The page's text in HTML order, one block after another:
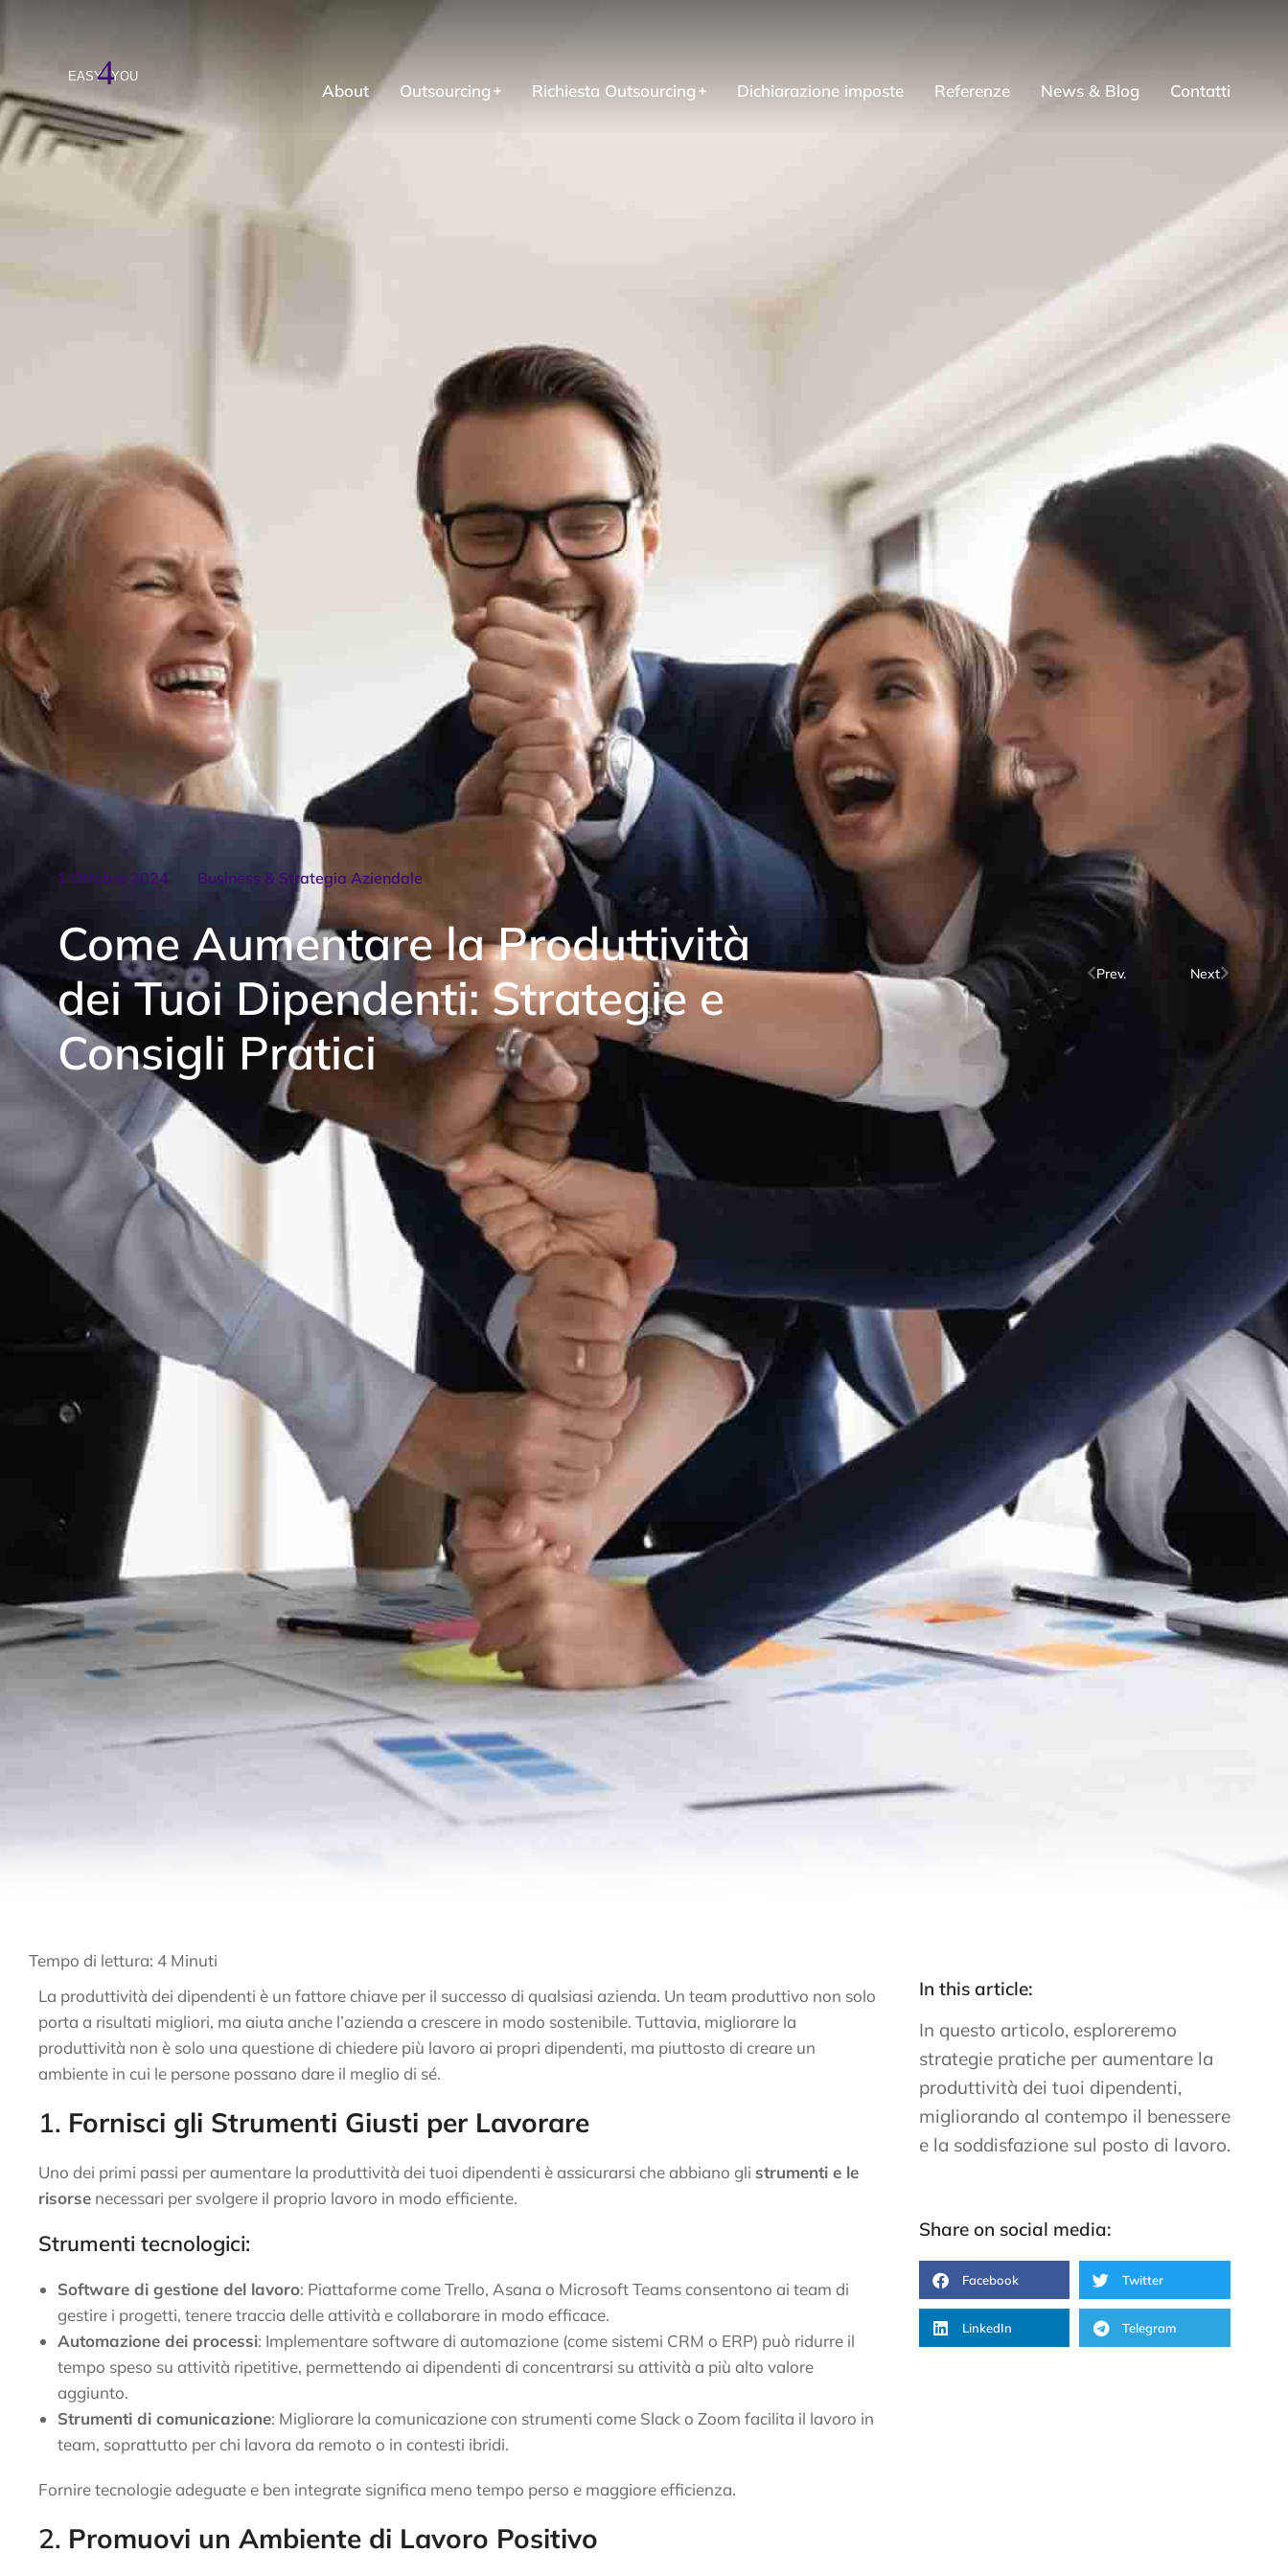
About Outsourcing Richiesta Outsourcing Dichiarazione imposte Referenze News & Blog Contatti
1 Ottobre 2024 Business & Strategia Aziendale
Come Aumentare la Produttività
dei Tuoi Dipendenti: Strategie e
Consigli Pratici
Prev. Next
Tempo di lettura: 4 Minuti
La produttività dei dipendenti è un fattore chiave per il successo di qualsiasi azienda. Un team produttivo non solo
porta a risultati migliori, ma aiuta anche l’azienda a crescere in modo sostenibile. Tuttavia, migliorare la
produttività non è solo una questione di chiedere più lavoro ai propri dipendenti, ma piuttosto di creare un
ambiente in cui le persone possano dare il meglio di sé.
1. Fornisci gli Strumenti Giusti per Lavorare
Uno dei primi passi per aumentare la produttività dei tuoi dipendenti è assicurarsi che abbiano gli strumenti e le
risorse necessari per svolgere il proprio lavoro in modo efficiente.
Strumenti tecnologici:
Software di gestione del lavoro: Piattaforme come Trello, Asana o Microsoft Teams consentono ai team di
gestire i progetti, tenere traccia delle attività e collaborare in modo efficace.
Automazione dei processi: Implementare software di automazione (come sistemi CRM o ERP) può ridurre il
tempo speso su attività ripetitive, permettendo ai dipendenti di concentrarsi su attività a più alto valore
aggiunto.
Strumenti di comunicazione: Migliorare la comunicazione con strumenti come Slack o Zoom facilita il lavoro in
team, soprattutto per chi lavora da remoto o in contesti ibridi.
Fornire tecnologie adeguate e ben integrate significa meno tempo perso e maggiore efficienza.
2. Promuovi un Ambiente di Lavoro Positivo
In this article:
In questo articolo, esploreremo
strategie pratiche per aumentare la
produttività dei tuoi dipendenti,
migliorando al contempo il benessere
e la soddisfazione sul posto di lavoro.
Share on social media:
Facebook Twitter
LinkedIn Telegram